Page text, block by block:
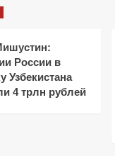
России в
Узбекистана
4 трлн рублей